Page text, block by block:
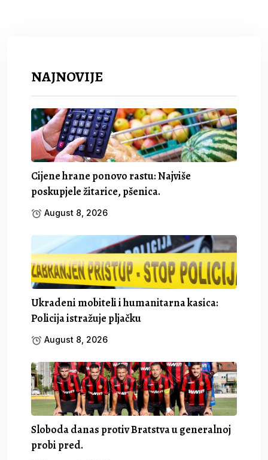
NAJNOVIJE
Cijene hrane ponovo rastu: Najviše
poskupjele žitarice, pšenica.
August 8, 2026
Ukradeni mobiteli i humanitarna kasica:
Policija istražuje pljačku
August 8, 2026
Sloboda danas protiv Bratstva u generalnoj
probi pred.